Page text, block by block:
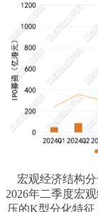
宏观经济结构
2026年二季度宏
压的K型分化特